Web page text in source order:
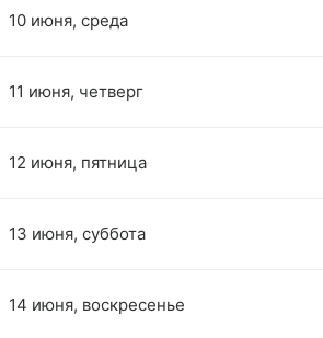
10 июня, среда
11 июня, четверг
12 июня, пятница
13 июня, суббота
14 июня, воскресенье